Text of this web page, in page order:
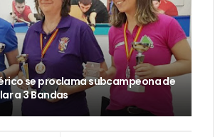
se proclama subcampeona de
a 3 Bandas